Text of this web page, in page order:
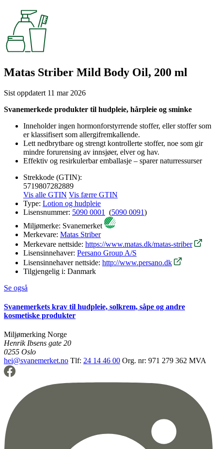
Matas Striber Mild Body Oil, 200 ml
Sist oppdatert 11 mar 2026
Svanemerkede produkter til hudpleie, hårpleie og sminke
Inneholder ingen hormonforstyrrende stoffer, eller stoffer som
er klassifisert som allergifremkallende.
Lett nedbrytbare og strengt kontrollerte stoffer, noe som gir
mindre forurensing av innsjøer, elver og hav.
Effektiv og resirkulerbar emballasje – sparer naturressurser
Strekkode (GTIN):
5719807282889
Vis alle GTIN Vis færre GTIN
Type: Lotion og hudpleie
Lisensnummer: 5090 0001 (5090 0091)
Miljømerke: Svanemerket
Merkevare: Matas Striber
Merkevare nettside: https://www.matas.dk/matas-striber
Lisensinnehaver: Persano Group A/S
Lisensinnehaver nettside: http://www.persano.dk
Tilgjengelig i: Danmark
Se også
Svanemerkets krav til hudpleie, solkrem, såpe og andre
kosmetiske produkter
Miljømerking Norge
Henrik Ibsens gate 20
0255 Oslo
hei@svanemerket.no Tlf: 24 14 46 00 Org. nr: 971 279 362 MVA